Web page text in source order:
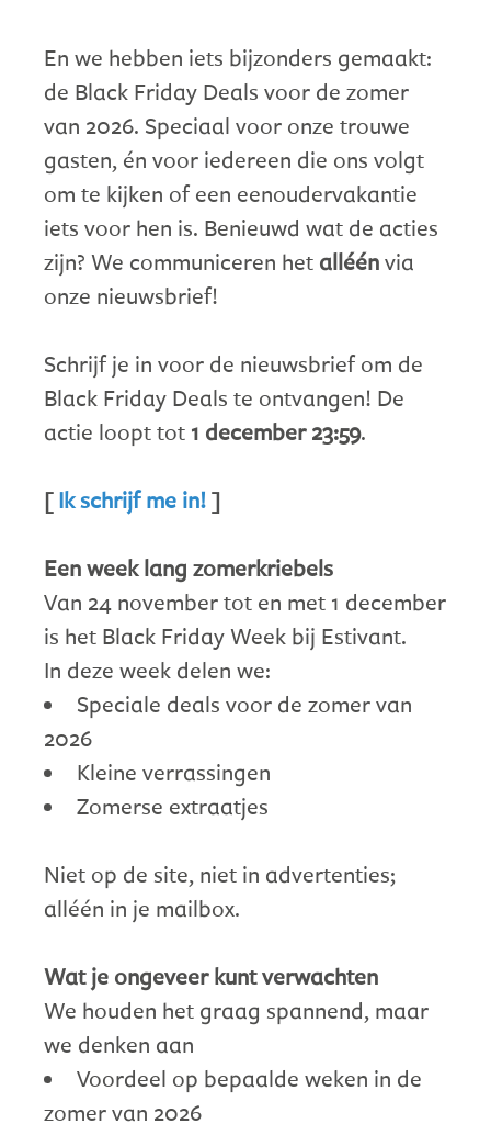
En we hebben iets bijzonders gemaakt:
de Black Friday Deals voor de zomer
van 2026. Speciaal voor onze trouwe
gasten, én voor iedereen die ons volgt
om te kijken of een eenoudervakantie
iets voor hen is. Benieuwd wat de acties
zijn? We communiceren het alléénvia
onze nieuwsbrief!
Schrijf je in voor de nieuwsbrief om de
Black Friday Deals te ontvangen! De
actie loopt tot 1 december 23:59.
[Ik schrijf me in!]
Een week lang zomerkriebels
Van 24 november tot en met 1 december
is het Black Friday Week bij Estivant.
In deze week delen we:
Speciale deals voor de zomer van
2026
Kleine verrassingen
Zomerse extraatjes
Niet op de site, niet in advertenties;
alléén in je mailbox.
Wat je ongeveer kunt verwachten
We houden het graag spannend, maar
we denken aan
Voordeel op bepaalde weken in de
zomer van 2026